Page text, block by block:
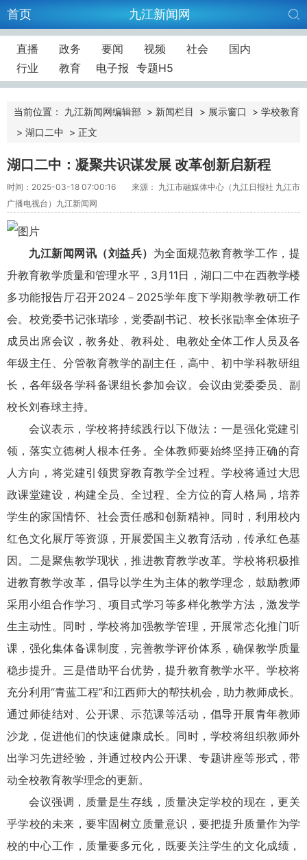
首页 九江新闻网
直播 政务 要闻 视频 社会
国内
行业
教育 电子报 专题H5
当前位置： 九江新闻网编辑部 > 新闻栏目 > 展示窗口 > 学校教育
> 湖口二中 > 正文
湖口二中：凝聚共识谋发展 改革创新启新程
时间：2025-03-18 07:00:16
来源： 九江市融媒体中心（九江日报社 九江市
广播电视台）九江新闻网
九江新闻网讯（刘益兵） 为全面规范教育教学工作，提
升教育教学质量和管理水平，3月11日，湖口二中在西教学楼
多功能报告厅召开2024－2025学年度下学期教学教研工作
会。校党委书记张瑞珍，党委副书记、校长张勖率全体班子
成员出席会议，教务处、教科处、电教处全体工作人员及各
年级主任、分管教育教学的副主任，高中、初中学科教研组
长，各年级各学科备课组长参加会议。会议由党委委员、副
校长刘春球主持。
会议表示，学校将持续践行以下做法：一是强化党建引
领，落实立德树人根本任务。全体教师要始终坚持正确的育
人方向，将党建引领贯穿教育教学全过程。学校将通过大思
政课堂建设，构建全员、全过程、全方位的育人格局，培养
学生的家国情怀、社会责任感和创新精神。同时，利用校内
红色文化展厅等资源，开展爱国主义教育活动，传承红色基
因。二是聚焦教学现状，推进教育教学改革。学校将积极推
进教育教学改革，倡导以学生为主体的教学理念，鼓励教师
采用小组合作学习、项目式学习等多样化教学方法，激发学
生主动性。同时，学校将加强教学管理，开展常态化推门听
课，强化集体备课制度，完善教学评价体系，确保教学质量
稳步提升。三是借助平台优势，提升教育教学水平。学校将
充分利用“青蓝工程”和江西师大的帮扶机会，助力教师成长。
通过师徒结对、公开课、示范课等活动，倡导开展青年教师
沙龙，促进他们的快速健康成长。同时，学校将组织教师外
出学习先进经验，并通过校内公开课、专题讲座等形式，带
动全校教育教学理念的更新。
会议强调，质量是生存线，质量决定学校的现在，更关
乎学校的未来，要牢固树立质量意识，要把提升质量作为学
校的中心工作，质量要多元化，既要关注学生的文化成绩，